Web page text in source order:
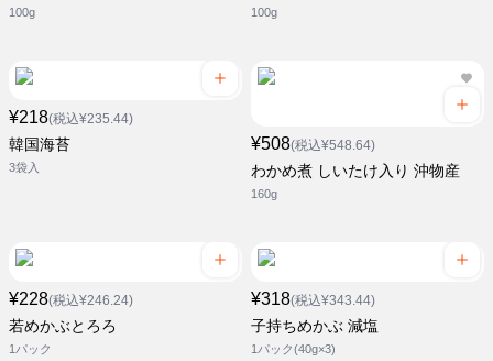
100g 100g
¥218(税込¥235.44)
韓国海苔
3袋入
¥508(税込¥548.64)
わかめ煮 しいたけ入り 沖物産
160g
¥228(税込¥246.24)
若めかぶとろろ
1パック
¥318(税込¥343.44)
子持ちめかぶ 減塩
1パック(40g×3)